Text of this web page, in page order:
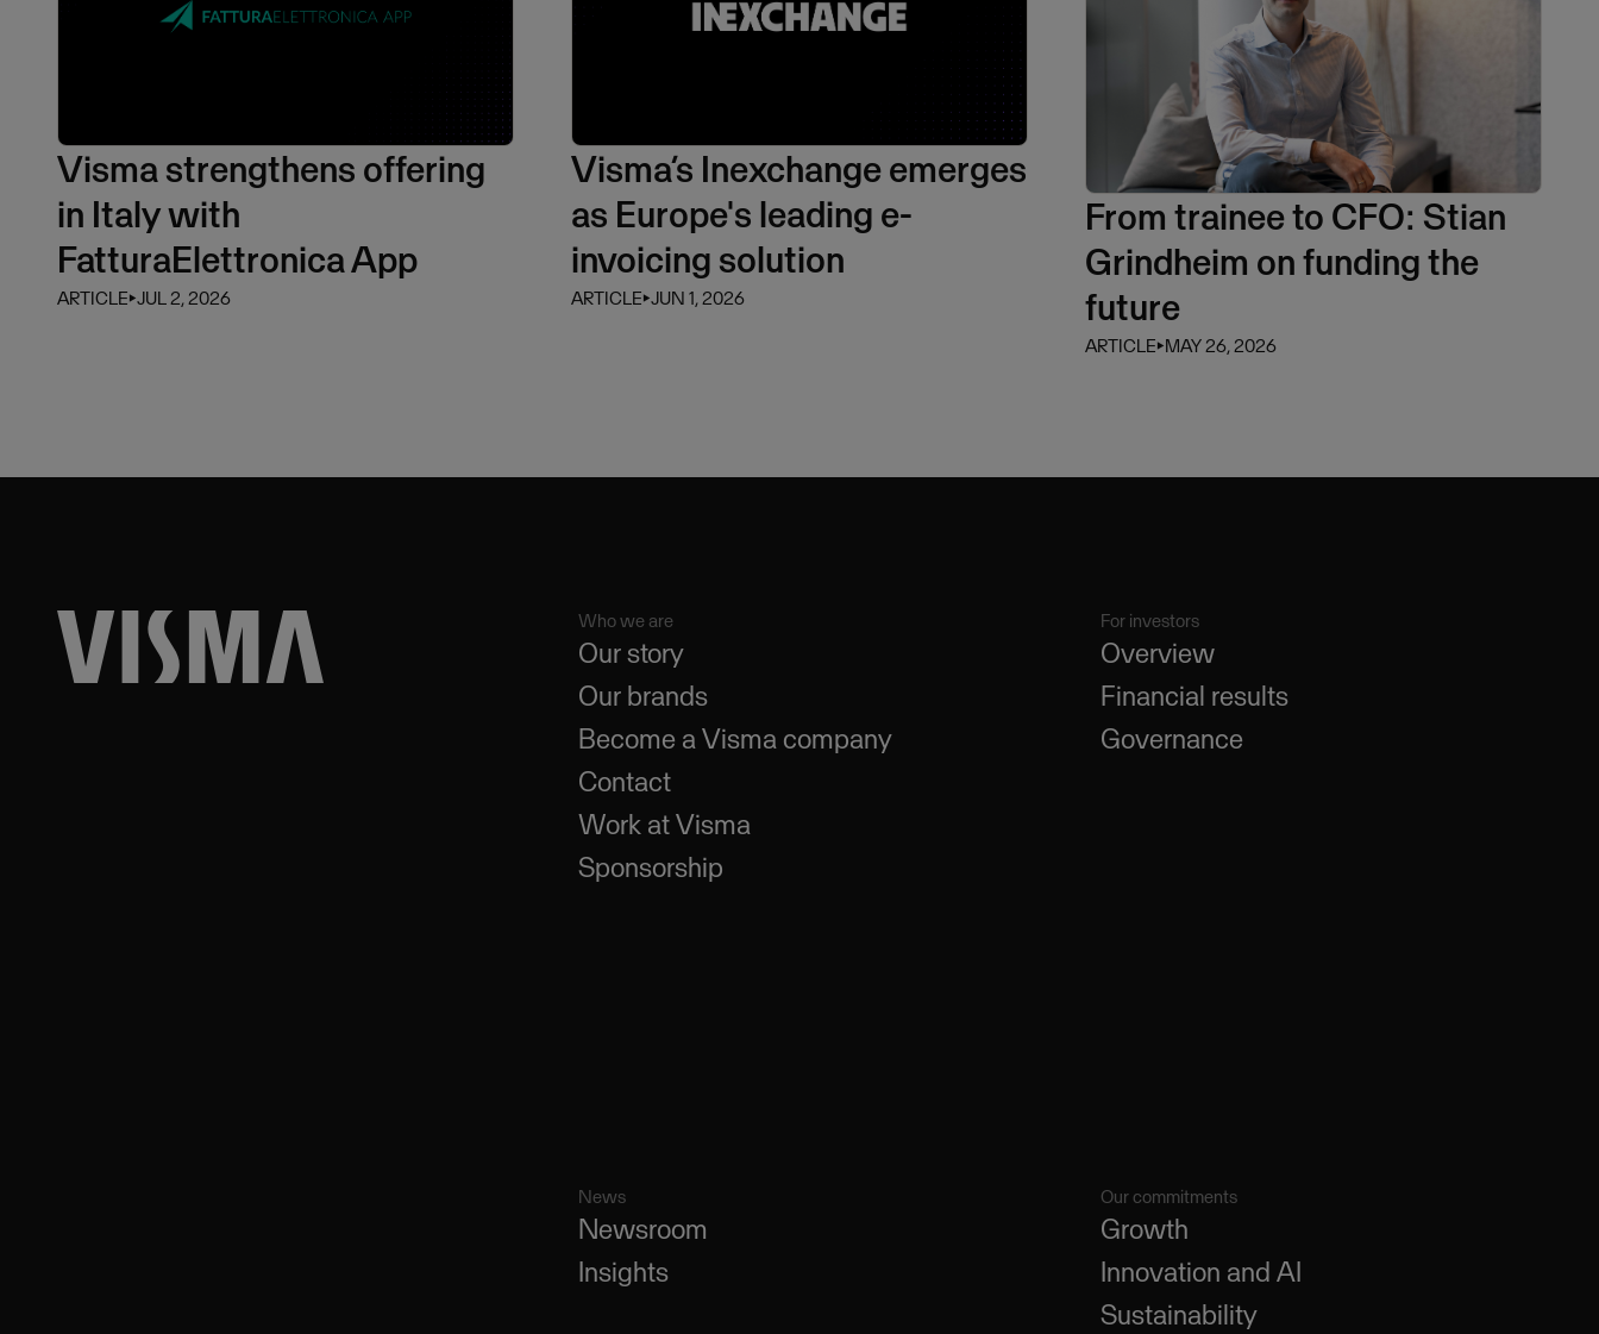
Visma strengthens offering
in Italy with
FatturaElettronica App
ARTICLE⏵JUL 2, 2026
Visma’s Inexchange emerges
as Europe's leading e-
invoicing solution
ARTICLE⏵JUN 1, 2026
From trainee to CFO: Stian
Grindheim on funding the
future
ARTICLE⏵MAY 26, 2026
Who we are
Our story
Our brands
Become a Visma company
Contact
Work at Visma
Sponsorship
For investors
Overview
Financial results
Governance
News
Newsroom
Insights
Our commitments
Growth
Innovation and AI
Sustainability